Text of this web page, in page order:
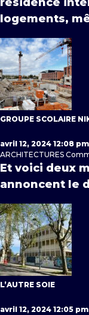
logements,
GROUPE SCOLAIRE
avril 12, 2024 12:08 pm
ARCHITECTURES
Et voici deux
annoncent le
L’AUTRE SOIE
avril 12, 2024 12:05 pm